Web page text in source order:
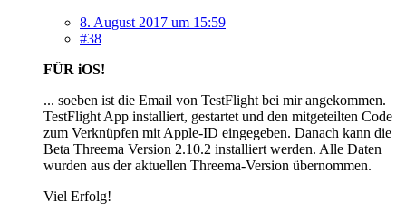
8. August 2017 um 15:59
#38
FÜR iOS!
... soeben ist die Email von TestFlight bei mir angekommen.
TestFlight App installiert, gestartet und den mitgeteilten Code
zum Verknüpfen mit Apple-ID eingegeben. Danach kann die
Beta Threema Version 2.10.2 installiert werden. Alle Daten
wurden aus der aktuellen Threema-Version übernommen.
Viel Erfolg!